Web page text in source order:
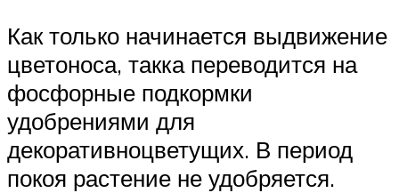
Как только начинается выдвижение
цветоноса, такка переводится на
фосфорные подкормки
удобрениями для
декоративноцветущих. В период
покоя растение не удобряется.